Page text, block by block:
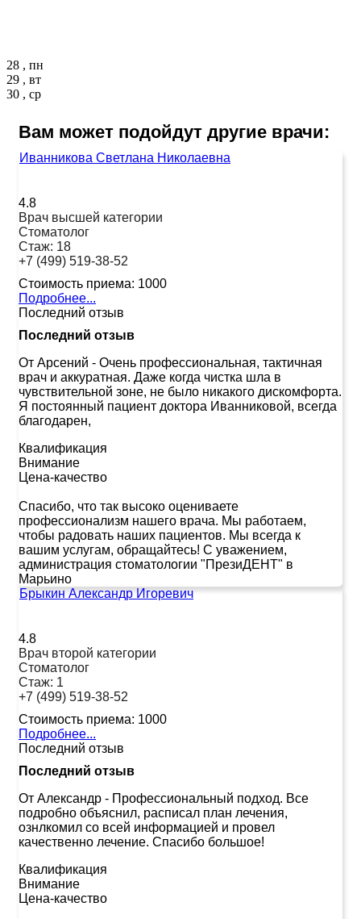
28 , пн
29 , вт
30 , ср
Вам может подойдут другие врачи:
Иванникова Светлана Николаевна
4.8
Врач высшей категории
Стоматолог
Стаж: 18
+7 (499) 519-38-52
Стоимость приема: 1000
Подробнее...
Последний отзыв
Последний отзыв
От Арсений - Очень профессиональная, тактичная
врач и аккуратная. Даже когда чистка шла в
чувствительной зоне, не было никакого дискомфорта.
Я постоянный пациент доктора Иванниковой, всегда
благодарен,
Квалификация
Внимание
Цена-качество
Спасибо, что так высоко оцениваете
профессионализм нашего врача. Мы работаем,
чтобы радовать наших пациентов. Мы всегда к
вашим услугам, обращайтесь! С уважением,
администрация стоматологии "ПрезиДЕНТ" в
Марьино
Брыкин Александр Игоревич
4.8
Врач второй категории
Стоматолог
Стаж: 1
+7 (499) 519-38-52
Стоимость приема: 1000
Подробнее...
Последний отзыв
Последний отзыв
От Александр - Профессиональный подход. Все
подробно объяснил, расписал план лечения,
ознлкомил со всей информацией и провел
качественно лечение. Спасибо большое!
Квалификация
Внимание
Цена-качество